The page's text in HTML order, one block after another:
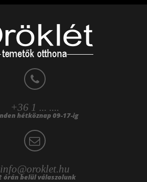
+36 1 ... ....
hétköznap 09-17-ig
info@oroklet.hu
órán belül válaszolunk